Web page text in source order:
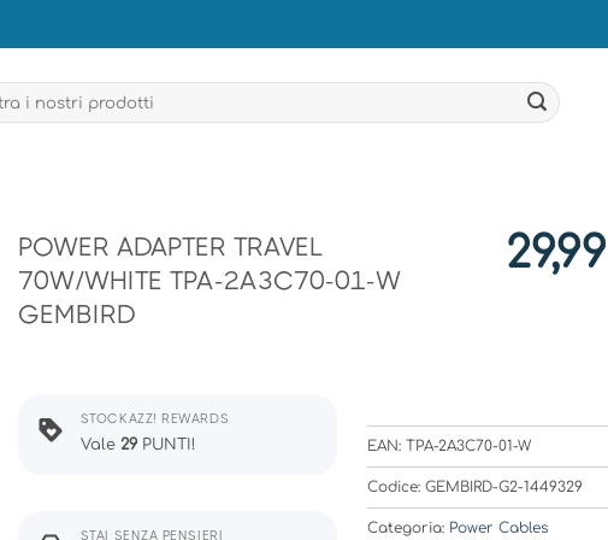
POWER ADAPTER TRAVEL
70W/WHITE TPA-2A3C70-01-W
GEMBIRD
29,99
STOCKAZZ! REWARDS
Vale 29 PUNTI!
STAI SENZA PENSIERI
EAN: TPA-2A3C70-01-W
Codice: GEMBIRD-G2-1449329
Categoria: Power Cables